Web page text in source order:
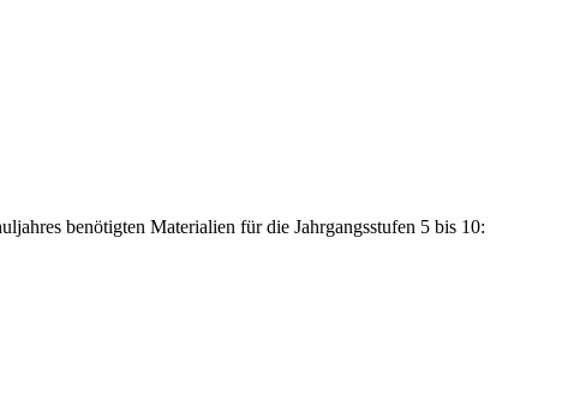
benötigten Materialien für die Jahrgangsstufen 5 bis 10: